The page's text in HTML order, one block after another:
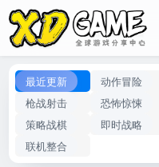
最近更新 动作冒险
枪战射击
恐怖惊悚
策略战棋
即时战略
联机整合